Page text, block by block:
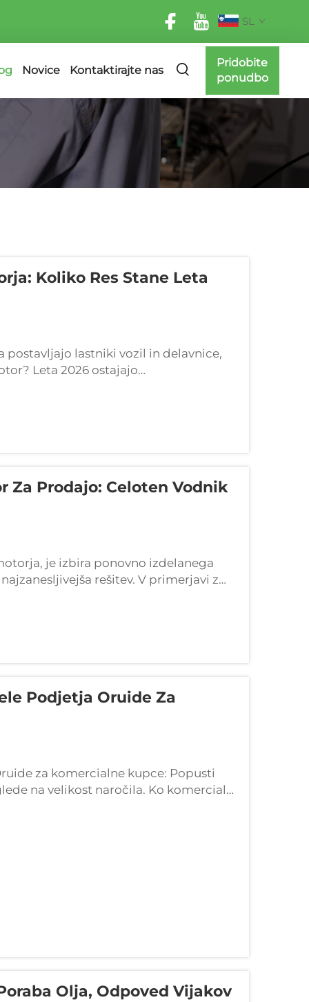
SL
Novice Kontaktirajte nas
Pridobite
ponudbo
Koliko Res Stane Leta
postavljajo lastniki vozil in delavnice,
Leta 2026 ostajajo
v primerjavi z obnovitvijo ali
Za Prodajo: Celoten Vodnik
je izbira ponovno izdelanega
rešitev. V primerjavi z
izdelani motorji obnovljeni do
...
Podjetja Oruide Za
za komercialne kupce: Popusti
na velikost naročila. Ko komercialni
denarno vsoto zahvaljujoč
Olja, Odpoved Vijakov